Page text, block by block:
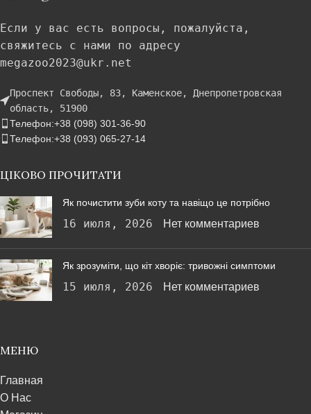
Если у вас есть вопросы, пожалуйста,
свяжитесь с нами по адресу
megazoo2023@ukr.net
Проспект Свободы, 83, Каменское, Днепропетровская
область, 51900
Телефон:+38 (098) 301-36-90
Телефон:+38 (093) 065-27-14
ЦІКОВО ПРОЧИТАТИ
Як почистити зуби коту та навіщо це потрібно
16 июля, 2026 Нет комментариев
Як зрозуміти, що кіт хворіє: тривожні симптоми
15 июля, 2026 Нет комментариев
МЕНЮ
Главная
О Нас